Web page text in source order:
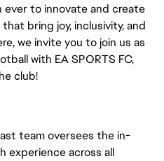
to innovate and create
bring joy, inclusivity, and
we invite you to join us as
with EA SPORTS FC,
club!
team oversees the in-
experience across all